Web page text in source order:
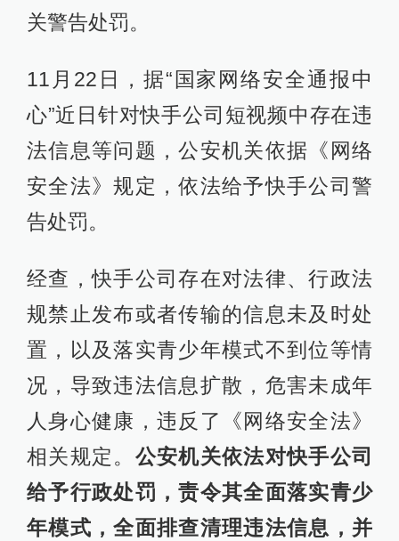
关警告处罚。
11月22日，据“国家网络安全通报中
心”近日针对快手公司短视频中存在违
法信息等问题，公安机关依据《网络
安全法》规定，依法给予快手公司警
告处罚。
经查，快手公司存在对法律、行政法
规禁止发布或者传输的信息未及时处
置，以及落实青少年模式不到位等情
况，导致违法信息扩散，危害未成年
人身心健康，违反了《网络安全法》
相关规定。 公安机关依法对快手公司
给予行政处罚，责令其全面落实青少
年模式，全面排查清理违法信息，并